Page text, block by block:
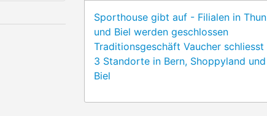
Sporthouse gibt auf - Filialen in Thun
und Biel werden geschlossen
Traditionsgeschäft Vaucher schliesst
3 Standorte in Bern, Shoppyland und
Biel